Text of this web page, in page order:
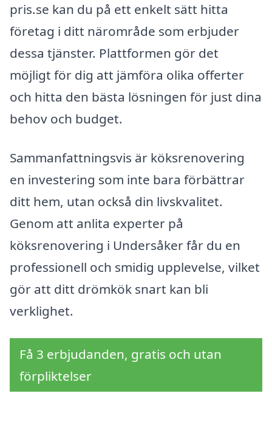
pris.se kan du på ett enkelt sätt hitta
företag i ditt närområde som erbjuder
dessa tjänster. Plattformen gör det
möjligt för dig att jämföra olika offerter
och hitta den bästa lösningen för just dina
behov och budget.
Sammanfattningsvis är köksrenovering
en investering som inte bara förbättrar
ditt hem, utan också din livskvalitet.
Genom att anlita experter på
köksrenovering i Undersåker får du en
professionell och smidig upplevelse, vilket
gör att ditt drömkök snart kan bli
verklighet.
Få 3 erbjudanden, gratis och utan
förpliktelser